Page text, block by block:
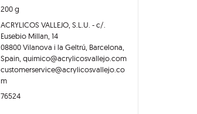
200 g
ACRYLICOS VALLEJO, S.L.U. - c/.
Eusebio Millan, 14
08800 Vilanova i la Geltrú, Barcelona,
Spain, quimico@acrylicosvallejo.com
customerservice@acrylicosvallejo.co
m
76524